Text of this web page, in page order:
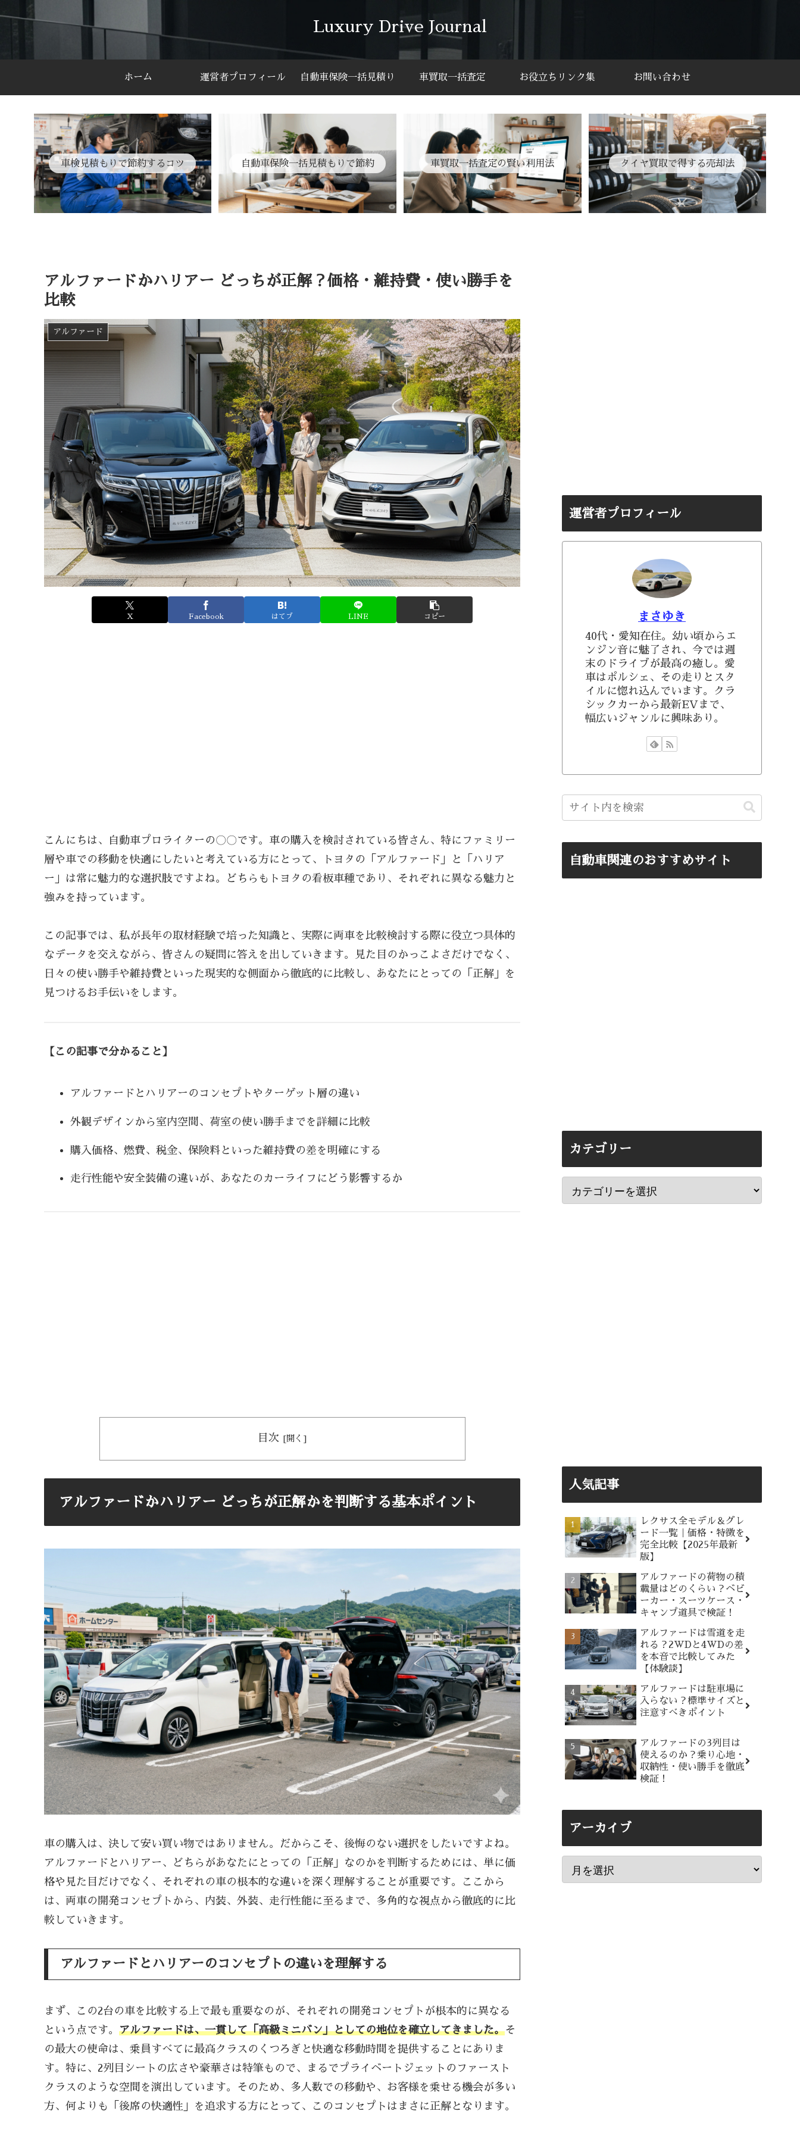
Luxury Drive Journal
ホーム 運営者プロフィール 自動車保険一括見積り 車買取一括査定 お役立ちリンク集 お問い合わせ
車検見積もりで節約するコツ 自動車保険一括見積もりで節約 車買取一括査定の賢い利用法 タイヤ買取で得する売却法
アルファードかハリアー どっちが正解？価格・維持費・使い勝手を
比較
アルファード
X Facebook はてブ LINE コピー
こんにちは、自動車プロライターの〇〇です。車の購入を検討されている皆さん、特にファミリー
層や車での移動を快適にしたいと考えている方にとって、トヨタの「アルファード」と「ハリア
ー」は常に魅力的な選択肢ですよね。どちらもトヨタの看板車種であり、それぞれに異なる魅力と
強みを持っています。
この記事では、私が長年の取材経験で培った知識と、実際に両車を比較検討する際に役立つ具体的
なデータを交えながら、皆さんの疑問に答えを出していきます。見た目のかっこよさだけでなく、
日々の使い勝手や維持費といった現実的な側面から徹底的に比較し、あなたにとっての「正解」を
見つけるお手伝いをします。
【この記事で分かること】
アルファードとハリアーのコンセプトやターゲット層の違い
外観デザインから室内空間、荷室の使い勝手までを詳細に比較
購入価格、燃費、税金、保険料といった維持費の差を明確にする
走行性能や安全装備の違いが、あなたのカーライフにどう影響するか
目次
アルファードかハリアー どっちが正解かを判断する基本ポイント
車の購入は、決して安い買い物ではありません。だからこそ、後悔のない選択をしたいですよね。
アルファードとハリアー、どちらがあなたにとっての「正解」なのかを判断するためには、単に価
格や見た目だけでなく、それぞれの車の根本的な違いを深く理解することが重要です。ここから
は、両車の開発コンセプトから、内装、外装、走行性能に至るまで、多角的な視点から徹底的に比
較していきます。
アルファードとハリアーのコンセプトの違いを理解する
まず、この2台の車を比較する上で最も重要なのが、それぞれの開発コンセプトが根本的に異なる
という点です。 アルファードは、一貫して「高級ミニバン」としての地位を確立してきました。そ
の最大の使命は、乗員すべてに最高クラスのくつろぎと快適な移動時間を提供することにありま
す。特に、2列目シートの広さや豪華さは特筆もので、まるでプライベートジェットのファースト
クラスのような空間を演出しています。そのため、多人数での移動や、お客様を乗せる機会が多い
方、何よりも「後席の快適性」を追求する方にとって、このコンセプトはまさに正解となります。
運営者プロフィール
まさゆき
40代・愛知在住。幼い頃からエ
ンジン音に魅了され、今では週
末のドライブが最高の癒し。愛
車はポルシェ、その走りとスタ
イルに惚れ込んでいます。クラ
シックカーから最新EVまで、
幅広いジャンルに興味あり。
自動車関連のおすすめサイト
カテゴリー
人気記事
レクサス全モデル＆グレ
ード一覧｜価格・特徴を
完全比較【2025年最新
版】
アルファードの荷物の積
載量はどのくらい？ベビ
ーカー・スーツケース・
キャンプ道具で検証！
アルファードは雪道を走
れる？2WDと4WDの差
を本音で比較してみた
【体験談】
アルファードは駐車場に
入らない？標準サイズと
注意すべきポイント
アルファードの3列目は
使えるのか？乗り心地・
収納性・使い勝手を徹底
検証！
アーカイブ